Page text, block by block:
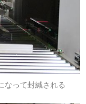
なって封緘される